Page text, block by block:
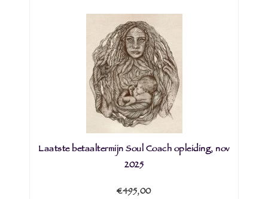
Laatste betaaltermijn Soul Coach opleiding, nov
2025
€495,00